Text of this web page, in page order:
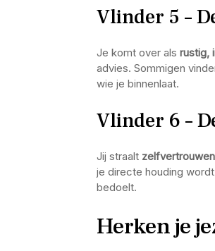
Vlinder 5 –
Je komt over als rustig,
advies. Sommigen
wie je binnenlaat.
Vlinder 6 –
Jij straalt
je directe houding
bedoelt.
Herken je